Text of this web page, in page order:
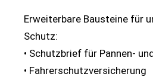
Erweiterbare Bausteine für
Schutz:
• Schutzbrief für Pannen-
• Fahrerschutzversicherung